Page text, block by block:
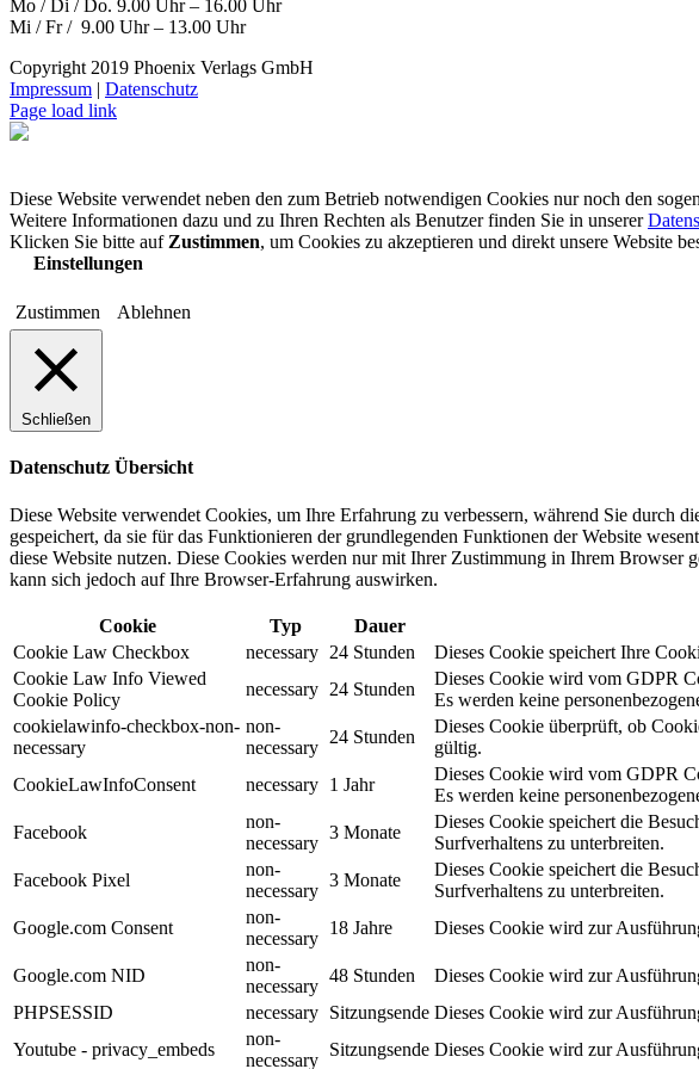
Mo / Di / Do. 9.00 Uhr – 16.00 Uhr
Mi / Fr / 9.00 Uhr – 13.00 Uhr
Copyright 2019 Phoenix Verlags GmbH
Impressum | Datenschutz
Page load link
Diese Website verwendet neben den zum Betrieb notwendigen Cookies nur noch den
Weitere Informationen dazu und zu Ihren Rechten als Benutzer finden Sie in unserer
Klicken Sie bitte auf Zustimmen, um Cookies zu akzeptieren und direkt unsere Website
Einstellungen
Zustimmen Ablehnen
Schließen
Datenschutz Übersicht
Diese Website verwendet Cookies, um Ihre Erfahrung zu verbessern, während Sie durch
gespeichert, da sie für das Funktionieren der grundlegenden Funktionen der Website
diese Website nutzen. Diese Cookies werden nur mit Ihrer Zustimmung in Ihrem
kann sich jedoch auf Ihre Browser-Erfahrung auswirken.
Cookie Typ Dauer
Cookie Law Checkbox
necessary 24 Stunden
Dieses Cookie speichert Ihre
Cookie Law Info Viewed
Cookie Policy
necessary 24 Stunden
Dieses Cookie wird vom GDPR
Es werden keine
cookielawinfo-checkbox-non-
necessary
non-
necessary
24 Stunden
Dieses Cookie überprüft, ob
gültig.
CookieLawInfoConsent
necessary 1 Jahr
Dieses Cookie wird vom GDPR
Es werden keine
Facebook
non-
necessary
3 Monate
Dieses Cookie speichert die
Surfverhaltens zu unterbreiten.
Facebook Pixel
non-
necessary
3 Monate
Dieses Cookie speichert die
Surfverhaltens zu unterbreiten.
Google.com Consent
non-
necessary
18 Jahre Dieses Cookie wird zur
Google.com NID
non-
necessary
48 Stunden
Dieses Cookie wird zur
PHPSESSID
necessary Sitzungsende Dieses Cookie wird zur
Youtube - privacy_embeds
non-
necessary
Sitzungsende Dieses Cookie wird zur